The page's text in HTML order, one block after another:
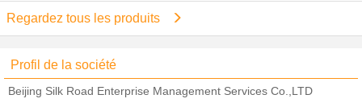
Regardez tous les produits
Profil de la société
Beijing Silk Road Enterprise Management Services Co.,LTD